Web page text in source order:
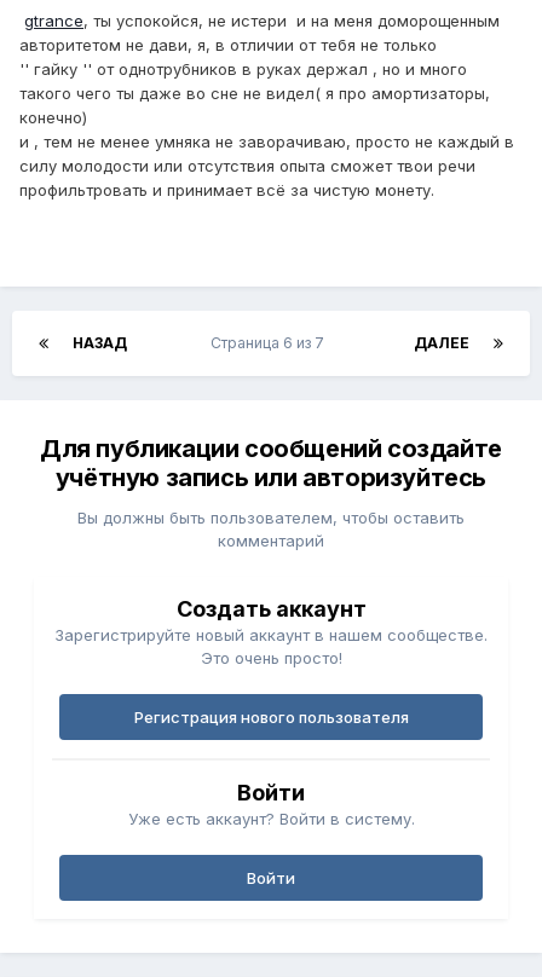
gtrance, ты успокойся, не истери и на меня доморощенным
авторитетом не дави, я, в отличии от тебя не только
'' гайку '' от однотрубников в руках держал , но и много
такого чего ты даже во сне не видел( я про амортизаторы,
конечно)
и , тем не менее умняка не заворачиваю, просто не каждый в
силу молодости или отсутствия опыта сможет твои речи
профильтровать и принимает всё за чистую монету.
НАЗАД ДАЛЕЕ
Страница 6 из 7
Для публикации сообщений создайте
учётную запись или авторизуйтесь
Вы должны быть пользователем, чтобы оставить
комментарий
Создать аккаунт
Зарегистрируйте новый аккаунт в нашем сообществе.
Это очень просто!
Регистрация нового пользователя
Войти
Уже есть аккаунт? Войти в систему.
Войти